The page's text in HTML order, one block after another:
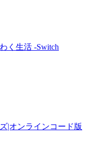
く生活 -Switch
|オンラインコード版